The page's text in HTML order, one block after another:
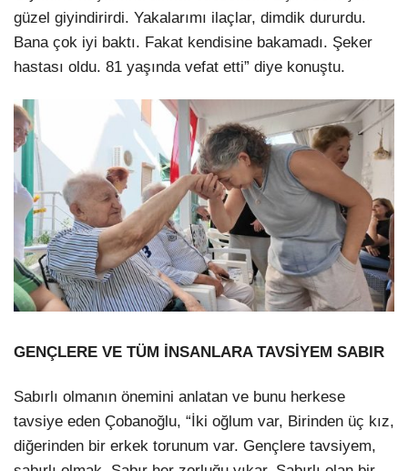
güzel giyindirirdi. Yakalarımı ilaçlar, dimdik dururdu.
Bana çok iyi baktı. Fakat kendisine bakamadı. Şeker
hastası oldu. 81 yaşında vefat etti” diye konuştu.
GENÇLERE VE TÜM İNSANLARA TAVSİYEM SABIR
Sabırlı olmanın önemini anlatan ve bunu herkese
tavsiye eden Çobanoğlu, “İki oğlum var, Birinden üç kız,
diğerinden bir erkek torunum var. Gençlere tavsiyem,